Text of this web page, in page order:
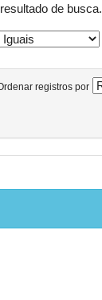
de busca.
registros por